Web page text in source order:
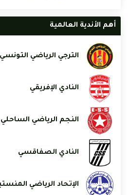
أهم الأندية العالمية
الترجي الرياضي التونسي
النادي الإفريقي
النجم الرياضي الساحلي
النادي الصفاقسي
الإتحاد الرياضي